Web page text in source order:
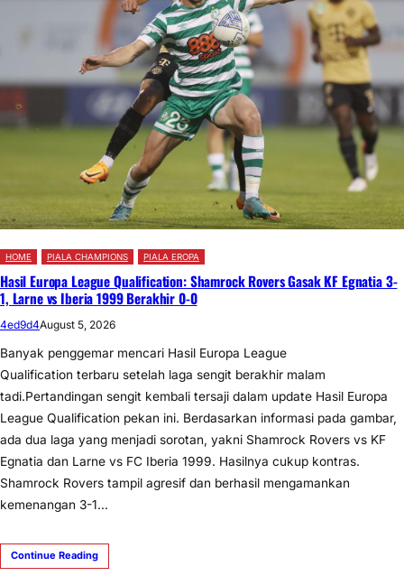
HOME PIALA CHAMPIONS PIALA EROPA
Hasil Europa League Qualification: Shamrock Rovers Gasak KF Egnatia 3-
1, Larne vs Iberia 1999 Berakhir 0-0
4ed9d4August 5, 2026
Banyak penggemar mencari Hasil Europa League
Qualification terbaru setelah laga sengit berakhir malam
tadi.Pertandingan sengit kembali tersaji dalam update Hasil Europa
League Qualification pekan ini. Berdasarkan informasi pada gambar,
ada dua laga yang menjadi sorotan, yakni Shamrock Rovers vs KF
Egnatia dan Larne vs FC Iberia 1999. Hasilnya cukup kontras.
Shamrock Rovers tampil agresif dan berhasil mengamankan
kemenangan 3-1…
Continue Reading